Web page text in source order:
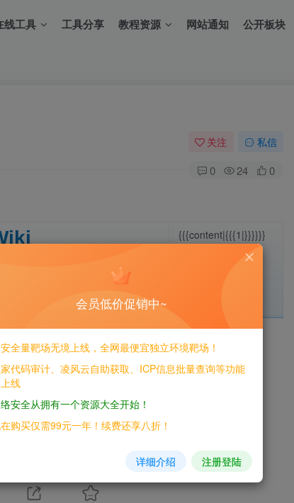
线工具 工具分享 教程资源 网站通知 公开板块
关注 私信
0 24 0
自由、人人可编辑的漏洞库”’
{{{content|{{{1|}}}}}}
END
持一下吧
会员低价促销中~
全量靶场无境上线，全网最便宜独立环境靶场！
代码审计、凌风云自助获取、ICP信息批量查询等功能
线
安全从拥有一个资源大全开始！
购买仅需99元一年！续费还享八折！
详细介绍 注册登陆